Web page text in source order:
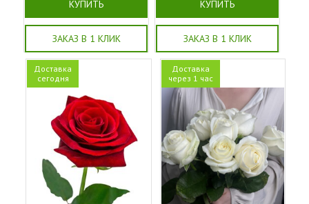
КУПИТЬ
ЗАКАЗ В 1 КЛИК
КУПИТЬ
ЗАКАЗ В 1 КЛИК
Доставка
сегодня
Доставка
через 1 час